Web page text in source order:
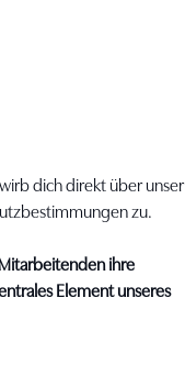
dich direkt über unser
zu.
ihre
Element unseres